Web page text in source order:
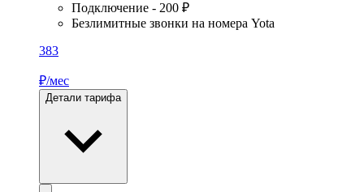
Подключение - 200 ₽
Безлимитные звонки на номера Yota
383
₽/мес
Детали тарифа